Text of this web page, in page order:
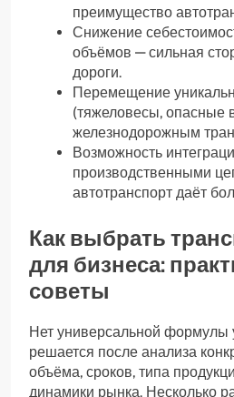
преимущество
Снижение
объёмов — сильная
дороги.
Перемещение
(тяжеловесы, опасные
железнодорожным
Возможность
производственными
автотранспорт даёт
Как выбрать
для бизнеса:
советы
Нет универсальной формулы
решается после анализа
объёма, сроков, типа
динамики рынка. Несколько